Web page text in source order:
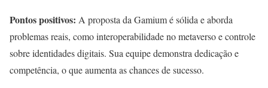
Pontos positivos: A proposta da Gamium é sólida e aborda
problemas reais, como interoperabilidade no metaverso e controle
sobre identidades digitais. Sua equipe demonstra dedicação e
competência, o que aumenta as chances de sucesso.